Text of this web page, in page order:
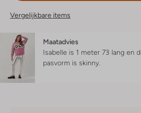
Vergelijkbare items
Maatadvies
Isabelle is 1 meter 73 lang en
pasvorm is skinny